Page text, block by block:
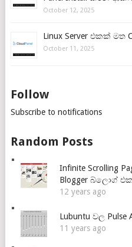
October 12, 2025
Linux Server එකක් මත
October 11, 2025
Follow
Subscribe to notifications
Random Posts
Infinite Scrolling
Blogger බ්ලොග්
12 years ago
Lubuntu වල Pulse
11 years ago